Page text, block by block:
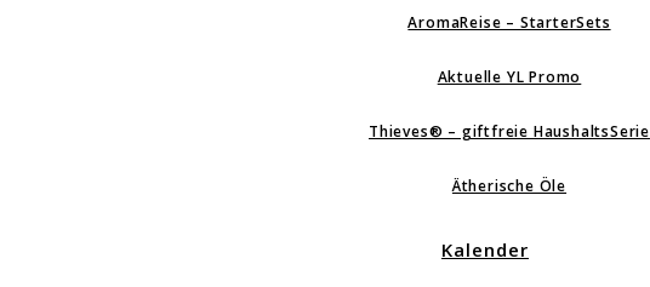
AromaReise – StarterSets
Aktuelle YL Promo
Thieves® – giftfreie HaushaltsSerie
Ätherische Öle
Kalender